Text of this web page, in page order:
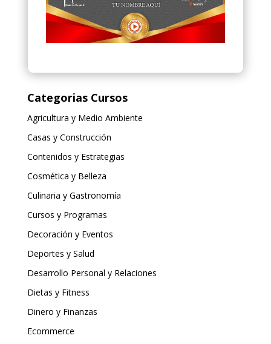
Categorias Cursos
Agricultura y Medio Ambiente
Casas y Construcción
Contenidos y Estrategias
Cosmética y Belleza
Culinaria y Gastronomía
Cursos y Programas
Decoración y Eventos
Deportes y Salud
Desarrollo Personal y Relaciones
Dietas y Fitness
Dinero y Finanzas
Ecommerce